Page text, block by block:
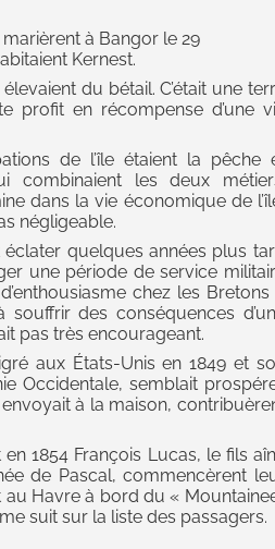
à Bangor le 29
Kernest.
du bétail. C’était une
profit en récompense d’une
de l’île étaient la pêche
combinaient les deux
dans la vie économique de
négligeable.
quelques années plus
une période de service
chez les Bretons
des conséquences
pas très encourageant.
aux États-Unis en 1849 et
Occidentale, semblait
à la maison,
1854 François Lucas, le fils
de Pascal, commencèrent
au Havre à bord du «
suit sur la liste des passagers.